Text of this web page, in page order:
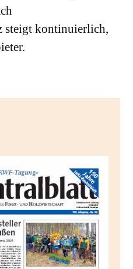
steigt kontinuierlich,